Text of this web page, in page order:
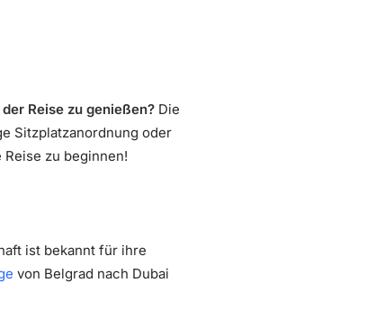
Reise zu genießen? Die
Sitzplatzanordnung oder
zu beginnen!
ist bekannt für ihre
von Belgrad nach Dubai